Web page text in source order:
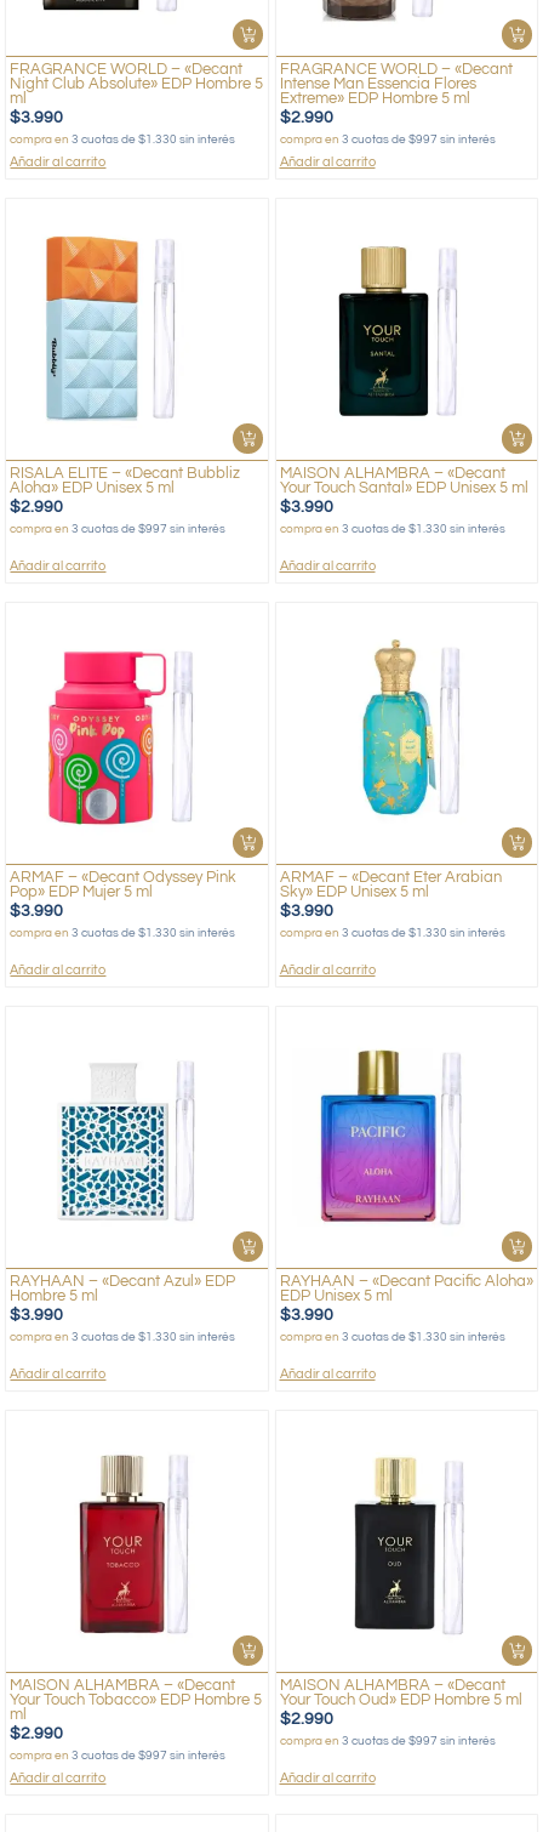
FRAGRANCE WORLD – «Decant
Night Club Absolute» EDP Hombre 5
ml
$3.990
compra en3 cuotas de $1.330 sin interés
Añadir al carrito
FRAGRANCE WORLD – «Decant
Intense Man Essencia Flores
Extreme» EDP Hombre 5 ml
$2.990
compra en 3 cuotas de $997 sin interés
Añadir al carrito
RISALA ELITE – «Decant Bubbliz
Aloha» EDP Unisex 5 ml
$2.990
compra en3 cuotas de $997 sin interés
Añadir al carrito
MAISON ALHAMBRA – «Decant
Your Touch Santal» EDP Unisex 5 ml
$3.990
compra en 3 cuotas de $1.330 sin interés
Añadir al carrito
ARMAF – «Decant Odyssey Pink
Pop» EDP Mujer 5 ml
$3.990
compra en3 cuotas de $1.330 sin interés
Añadir al carrito
ARMAF – «Decant Eter Arabian
Sky» EDP Unisex 5 ml
$3.990
compra en 3 cuotas de $1.330 sin interés
Añadir al carrito
RAYHAAN – «Decant Azul» EDP
Hombre 5 ml
$3.990
compra en3 cuotas de $1.330 sin interés
Añadir al carrito
RAYHAAN – «Decant Pacific Aloha»
EDP Unisex 5 ml
$3.990
compra en 3 cuotas de $1.330 sin interés
Añadir al carrito
MAISON ALHAMBRA – «Decant
Your Touch Tobacco» EDP Hombre 5
ml
$2.990
compra en3 cuotas de $997 sin interés
Añadir al carrito
MAISON ALHAMBRA – «Decant
Your Touch Oud» EDP Hombre 5 ml
$2.990
compra en 3 cuotas de $997 sin interés
Añadir al carrito